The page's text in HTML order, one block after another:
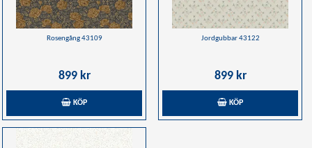
Rosengång 43109
899 kr
KÖP
Jordgubbar 43122
899 kr
KÖP